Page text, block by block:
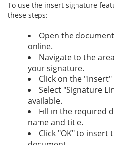
To use the insert signature
these steps:
Open the
online.
Navigate to the
your signature.
Click on the
Select "Signature
available.
Fill in the required
name and title.
Click "OK" to insert